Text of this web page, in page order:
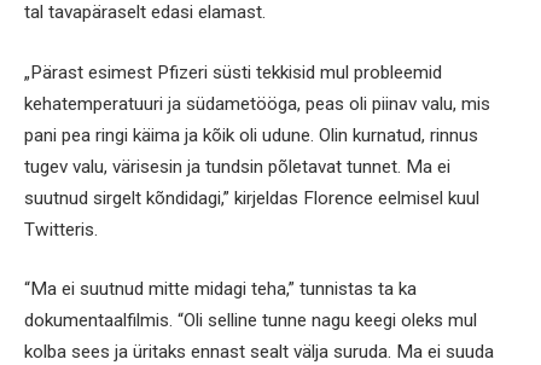
tal tavapäraselt edasi elamast.
„Pärast esimest Pfizeri süsti tekkisid mul probleemid
kehatemperatuuri ja südametööga, peas oli piinav valu, mis
pani pea ringi käima ja kõik oli udune. Olin kurnatud, rinnus
tugev valu, värisesin ja tundsin põletavat tunnet. Ma ei
suutnud sirgelt kõndidagi,” kirjeldas Florence eelmisel kuul
Twitteris.
“Ma ei suutnud mitte midagi teha,” tunnistas ta ka
dokumentaalfilmis. “Oli selline tunne nagu keegi oleks mul
kolba sees ja üritaks ennast sealt välja suruda. Ma ei suuda